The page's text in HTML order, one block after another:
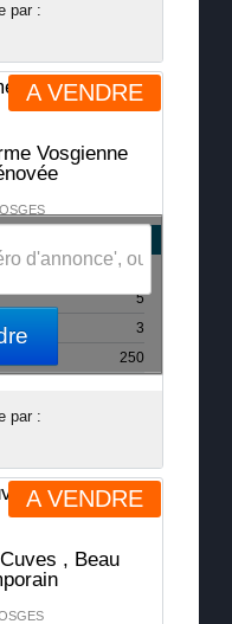
par :
A VENDRE
Vosgienne
5
3
250
par :
A VENDRE
, Beau